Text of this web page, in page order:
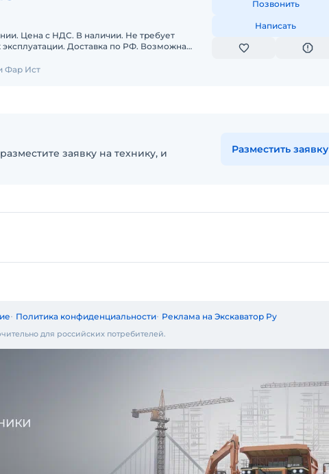
Цена с НДС. В наличии. Не требует
эксплуатации. Доставка по РФ. Возможна
Позвонить
Написать
Фар Ист
заявку на технику, и
Разместить заявку
Политика конфиденциальности Реклама на Экскаватор Ру
для российских потребителей.